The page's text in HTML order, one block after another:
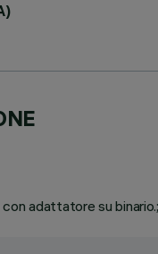
adattatore su binario.;